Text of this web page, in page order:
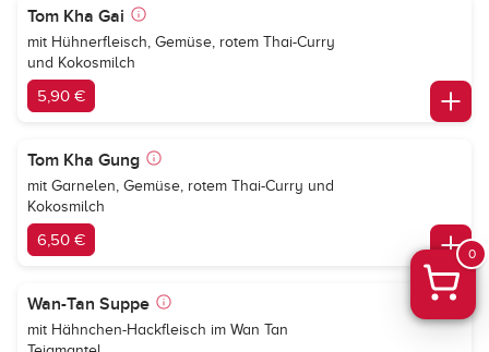
Tom Kha Gai
mit Hühnerfleisch, Gemüse, rotem Thai-Curry
und Kokosmilch
5,90 €
Tom Kha Gung
mit Garnelen, Gemüse, rotem Thai-Curry und
Kokosmilch
6,50 €
Wan-Tan Suppe
mit Hähnchen-Hackfleisch im Wan Tan
0